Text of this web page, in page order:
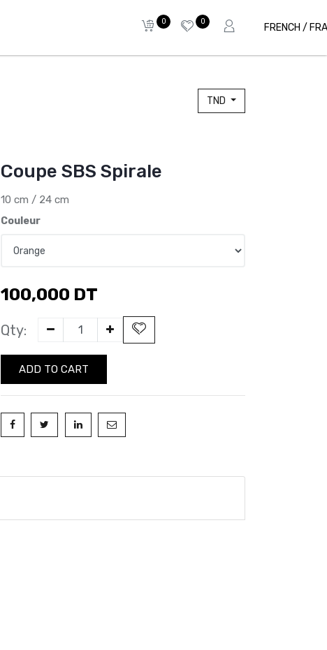
0 0
FRENCH /
TND
Coupe SBS Spirale
10 cm / 24 cm
Couleur
100,000 DT
Qty:
ADD TO CART